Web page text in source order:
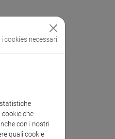
cookies necessari
che
con i nostri
quali cookie